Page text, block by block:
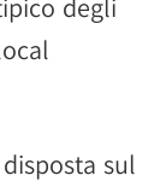
degli
sul